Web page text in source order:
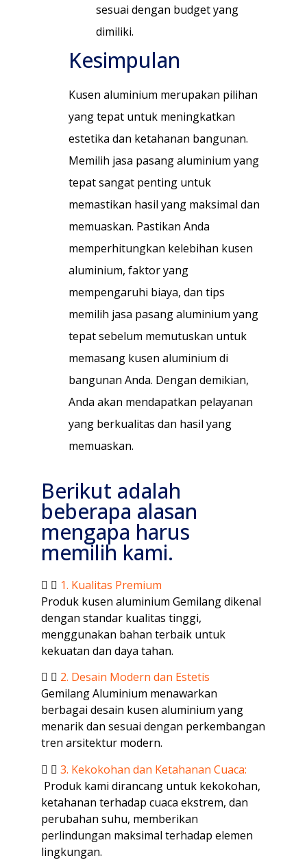
sesuai dengan budget yang
dimiliki.
Kesimpulan
Kusen aluminium merupakan pilihan
yang tepat untuk meningkatkan
estetika dan ketahanan bangunan.
Memilih jasa pasang aluminium yang
tepat sangat penting untuk
memastikan hasil yang maksimal dan
memuaskan. Pastikan Anda
memperhitungkan kelebihan kusen
aluminium, faktor yang
mempengaruhi biaya, dan tips
memilih jasa pasang aluminium yang
tepat sebelum memutuskan untuk
memasang kusen aluminium di
bangunan Anda. Dengan demikian,
Anda akan mendapatkan pelayanan
yang berkualitas dan hasil yang
memuaskan.
Berikut adalah
beberapa alasan
mengapa harus
memilih kami.
1. Kualitas Premium
Produk kusen aluminium Gemilang dikenal
dengan standar kualitas tinggi,
menggunakan bahan terbaik untuk
kekuatan dan daya tahan.
2. Desain Modern dan Estetis
Gemilang Aluminium menawarkan
berbagai desain kusen aluminium yang
menarik dan sesuai dengan perkembangan
tren arsitektur modern.
3. Kekokohan dan Ketahanan Cuaca:
Produk kami dirancang untuk kekokohan,
ketahanan terhadap cuaca ekstrem, dan
perubahan suhu, memberikan
perlindungan maksimal terhadap elemen
lingkungan.